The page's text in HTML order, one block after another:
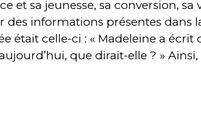
et sa jeunesse, sa conversion, sa
informations présentes dans
était celle-ci : « Madeleine a écrit
que dirait-elle ? »